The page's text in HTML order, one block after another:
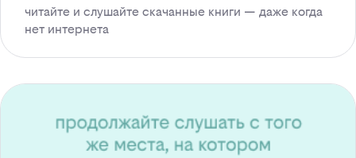
читайте и слушайте скачанные книги — даже когда
нет интернета